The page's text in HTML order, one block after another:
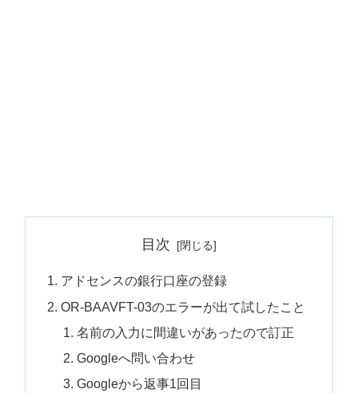
目次
アドセンスの銀行口座の登録
OR-BAAVFT-03のエラーが出て試したこと
名前の入力に間違いがあったので訂正
Googleへ問い合わせ
Googleから返事1回目